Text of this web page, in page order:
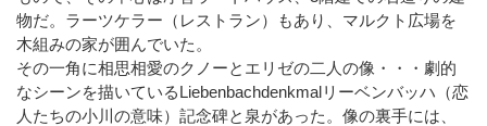
物だ。ラーツケラー（レストラン）もあり、マルクト広場を
木組みの家が囲んでいた。
その一角に相思相愛のクノーとエリゼの二人の像・・・劇的
なシーンを描いているLiebenbachdenkmalリーベンバッハ（恋
人たちの小川の意味）記念碑と泉があった。像の裏手には、